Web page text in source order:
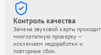
Контроль качества
Замена звуковой карты проходит
многоэтапную проверку —
исключаем недоработки и
повторные сбои.